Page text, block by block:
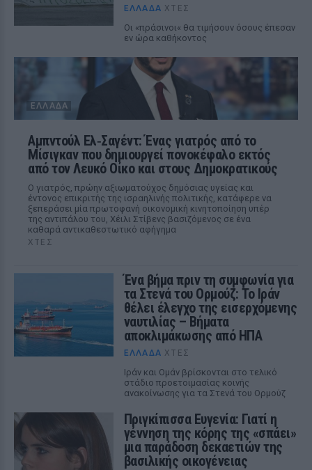
ΕΛΛΆΔΑ ΧΤΕΣ
Οι «πράσινοι« θα τιμήσουν όσους έπεσαν
εν ώρα καθήκοντος
ΕΛΛΆΔΑ
Αμπντούλ Ελ‑Σαγέντ: Ένας γιατρός από το
Μίσιγκαν που δημιουργεί πονοκέφαλο εκτός
από τον Λευκό Οίκο και στους Δημοκρατικούς
Ο γιατρός, πρώην αξιωματούχος δημόσιας υγείας και
έντονος επικριτής της ισραηλινής πολιτικής, κατάφερε να
ξεπεράσει μία πρωτοφανή οικονομική κινητοποίηση υπέρ
της αντιπάλου του, Χέιλι Στίβενς βασιζόμενος σε ένα
καθαρά αντικαθεστωτικό αφήγημα
ΧΤΕΣ
Ένα βήμα πριν τη συμφωνία για
τα Στενά του Ορμούζ: Το Ιράν
θέλει έλεγχο της εισερχόμενης
ναυτιλίας – Βήματα
αποκλιμάκωσης από ΗΠΑ
ΕΛΛΆΔΑ ΧΤΕΣ
Ιράν και Ομάν βρίσκονται στο τελικό
στάδιο προετοιμασίας κοινής
ανακοίνωσης για τα Στενά του Ορμούζ
Πριγκίπισσα Ευγενία: Γιατί η
γέννηση της κόρης της «σπάει»
μια παράδοση δεκαετιών της
βασιλικής οικογένειας